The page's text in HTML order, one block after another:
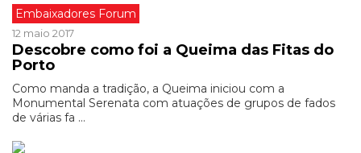
Embaixadores Forum
12 maio 2017
Descobre como foi a Queima das Fitas do
Porto
Como manda a tradição, a Queima iniciou com a
Monumental Serenata com atuações de grupos de fados
de várias fa ...